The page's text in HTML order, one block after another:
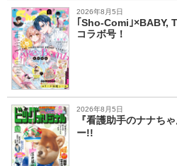
2026年8月5日
｢Sho-Comi｣×BABY,
コラボ号！
2026年8月5日
『看護助手のナナち
ー!!